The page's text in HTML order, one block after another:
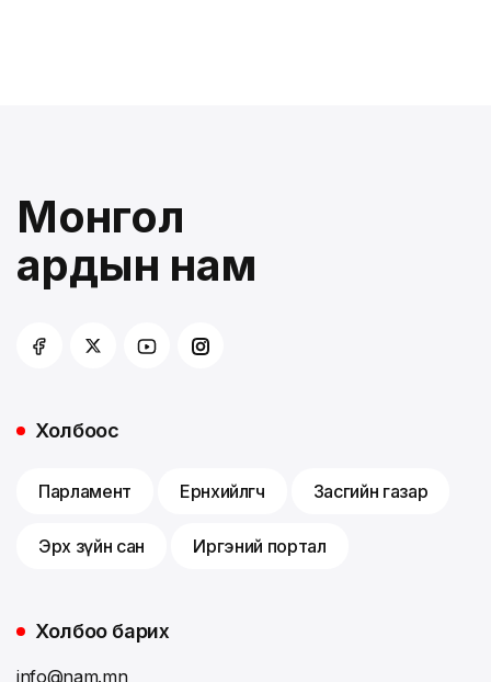
Монгол
ардын нам
Холбоос
Парламент Ерөнхийлөгч Засгийн газар
Эрх зүйн сан Иргэний портал
Холбоо барих
info@nam.mn